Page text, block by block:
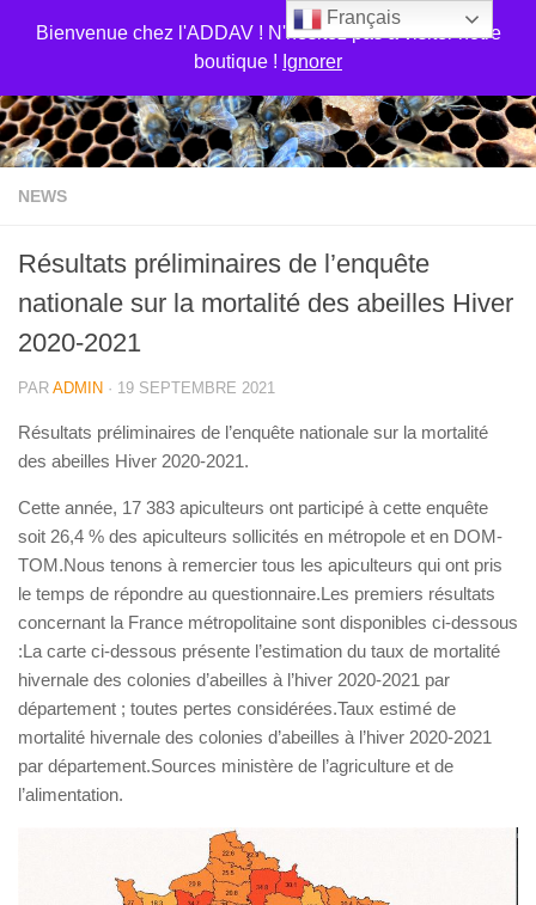
Bienvenue chez l'ADDAV ! N'hésitez pas a visiter notre
boutique ! Ignorer
Skip to content
NEWS
Résultats préliminaires de l’enquête
nationale sur la mortalité des abeilles Hiver
2020-2021
PAR ADMIN · 19 SEPTEMBRE 2021
Résultats préliminaires de l’enquête nationale sur la mortalité
des abeilles Hiver 2020-2021.
Cette année, 17 383 apiculteurs ont participé à cette enquête
soit 26,4 % des apiculteurs sollicités en métropole et en DOM-
TOM.Nous tenons à remercier tous les apiculteurs qui ont pris
le temps de répondre au questionnaire.Les premiers résultats
concernant la France métropolitaine sont disponibles ci-dessous
:La carte ci-dessous présente l’estimation du taux de mortalité
hivernale des colonies d’abeilles à l’hiver 2020-2021 par
département ; toutes pertes considérées.Taux estimé de
mortalité hivernale des colonies d’abeilles à l’hiver 2020-2021
par département.Sources ministère de l’agriculture et de
l’alimentation.
Français